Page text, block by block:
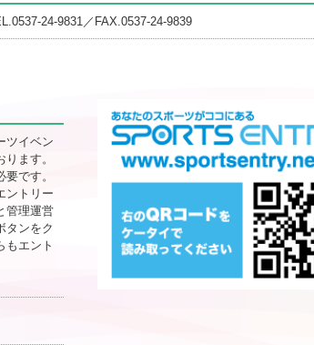
24-9831／FAX.0537-24-9839
ツイベン
ます。
です。
ントリー
管理運営
タンをク
もエント